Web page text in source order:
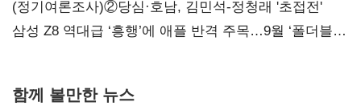
가족 지배체제 구축
(정기여론조사)②당심·호남, 김민석-정청래 '초접전'
삼성 Z8 역대급 ‘흥행’에 애플 반격 주목…9월 ‘폴더블
함께 볼만한 뉴스